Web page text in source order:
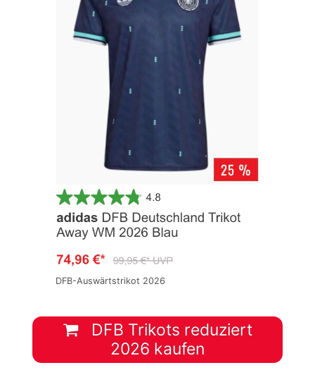
DFB-Auswärtstrikot 2026
DFB Trikots reduziert
2026 kaufen